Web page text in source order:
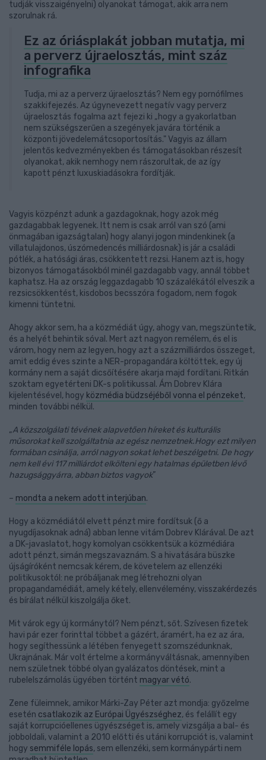
tudják visszaigényelni) olyanokat támogat, akik arra nem
szorulnak rá.
Ez az óriásplakát jobban mutatja, mi
a perverz újraelosztás, mint száz
infografika
Tudja, mi az a perverz újraelosztás? Nem egy pornófilmes
szakkifejezés. Az úgynevezett negatív vagy perverz
újraelosztás fogalma azt fejezi ki „hogy a gyakorlatban
nem szükségszerűen a szegények javára történik a
központi jövedelemátcsoportosítás." Vagyis az állam
jelentős kedvezményekben és támogatásokban részesít
olyanokat, akik nemhogy nem rászorultak, de az így
kapott pénzt luxuskiadásokra fordítják.
Vagyis közpénzt adunk a gazdagoknak, hogy azok még
gazdagabbak legyenek. Itt nem is csak arról van szó (ami
önmagában igazságtalan) hogy alanyi jogon mindenkinek (a
villatulajdonos, úszómedencés milliárdosnak) is jár a családi
pótlék, a hatósági áras, csökkentett rezsi. Hanem azt is, hogy
bizonyos támogatásokból minél gazdagabb vagy, annál többet
kaphatsz. Ha az ország leggazdagabb 10 százalékától elveszik a
rezsicsökkentést, kisdobos becsszóra fogadom, nem fogok
kimenni tüntetni.
Ahogy akkor sem, ha a közmédiát úgy, ahogy van, megszüntetik,
és a helyét behintik sóval. Mert azt nagyon remélem, és el is
várom, hogy nem az legyen, hogy azt a százmilliárdos összeget,
amit eddig éves szinte a NER-propagandára költöttek, egy új
kormány nem a saját dicsőítésére akarja majd fordítani. Ritkán
szoktam egyetérteni DK-s politikussal. Ám Dobrev Klára
kijelentésével, hogy közmédia büdzséjéből vonna el pénzeket,
minden további nélkül.
„A közszolgálati tévének alapvetően híreket és kulturális
műsorokat kell szolgáltatnia az egész nemzetnek.Hogy ezt milyen
formában csinálja, arról nagyon sokat lehet beszélgetni. De hogy
nem kell évi 117 milliárdot elkölteni egy hatalmas épületben lévő
hazugsággyárra, abban biztos vagyok”
– mondta a nekem adott interjúban.
Hogy a közmédiától elvett pénzt mire fordítsuk (ő a
nyugdíjasoknak adná) abban lenne vitám Dobrev Klárával. De azt
a DK-javaslatot, hogy komolyan csökkentsük a közmédiára
adott pénzt, simán megszavaznám. S a hivatására büszke
újságíróként nemcsak kérem, de követelem az ellenzéki
politikusoktól: ne próbáljanak meg létrehozni olyan
propagandamédiát, amely kétely, ellenvélemény, visszakérdezés
és bírálat nélkül kiszolgálja őket.
Mit várok egy új kormánytól? Nem pénzt, sőt. Szívesen fizetek
havi pár ezer forinttal többet a gázért, áramért, ha ez az ára,
hogy segíthessünk a létében fenyegett szomszédunknak,
Ukrajnának. Már volt értelme a kormányváltásnak, amennyiben
nem születnek többé olyan gyalázatos döntések, mint a
rubelelszámolás ügyében történt magyar vétó.
Zene füleimnek, amikor Márki-Zay Péter azt mondja: győzelme
esetén csatlakozik az Európai Ügyészséghez, és felállít egy
saját korrupcióellenes ügyészséget is, amely vizsgálja a bal- és
jobboldali, valamint a 2010 előtti és utáni korrupciót is, valamint
hogy semmiféle lopás, sem ellenzéki, sem kormánypárti nem